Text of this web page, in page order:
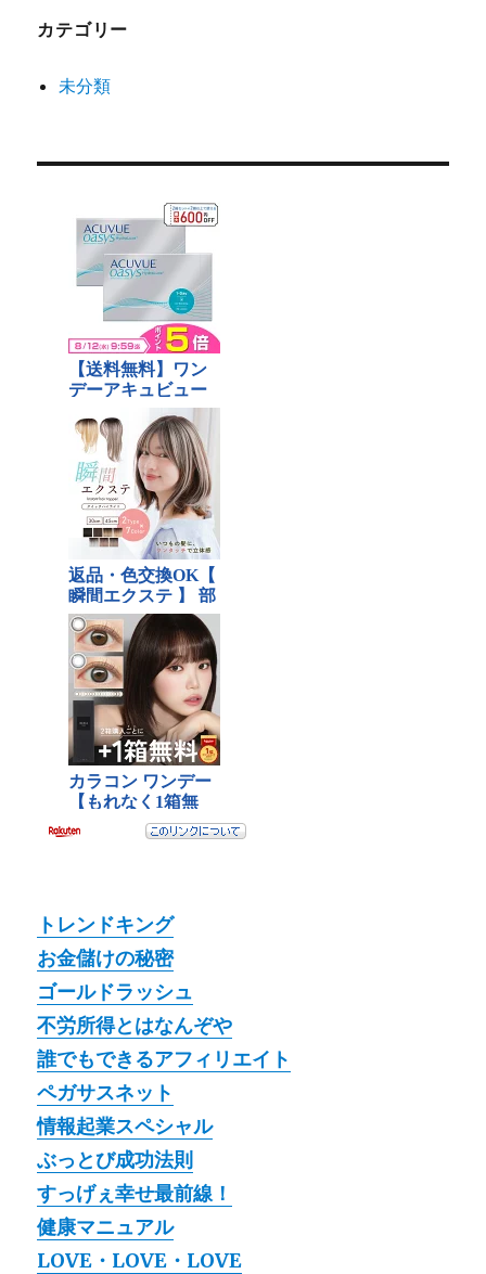
カテゴリー
未分類
トレンドキング
お金儲けの秘密
ゴールドラッシュ
不労所得とはなんぞや
誰でもできるアフィリエイト
ペガサスネット
情報起業スペシャル
ぶっとび成功法則
すっげぇ幸せ最前線！
健康マニュアル
LOVE・LOVE・LOVE